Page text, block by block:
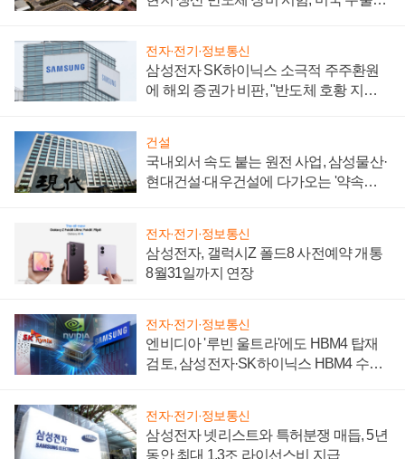
전자·전기·정보통신
삼성전자 SK하이닉스 소극적 주주환원
에 해외 증권가 비판, "반도체 호황 지속
건설
국내외서 속도 붙는 원전 사업, 삼성물산·
현대건설·대우건설에 다가오는 '약속의
전자·전기·정보통신
삼성전자, 갤럭시Z 폴드8 사전예약 개통
8월31일까지 연장
전자·전기·정보통신
엔비디아 '루빈 울트라'에도 HBM4 탑재
검토, 삼성전자·SK하이닉스 HBM4 수율
전자·전기·정보통신
삼성전자 넷리스트와 특허분쟁 매듭, 5년
동안 최대 1.3조 라이선스비 지급